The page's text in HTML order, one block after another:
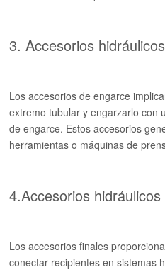
3. Accesorios
Los accesorios de engarce
extremo tubular y engarzarlo con
de engarce. Estos accesorios
herramientas o máquinas de
4.Accesorios
Los accesorios finales
conectar recipientes en sistemas